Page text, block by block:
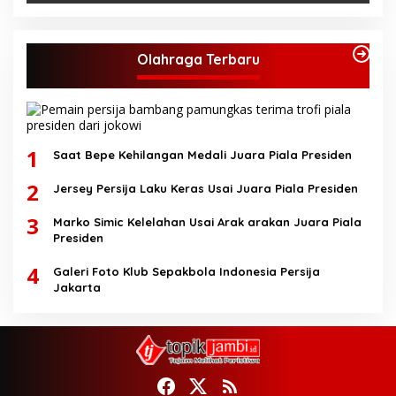
Olahraga Terbaru
1 Saat Bepe Kehilangan Medali Juara Piala Presiden
2 Jersey Persija Laku Keras Usai Juara Piala Presiden
3
Marko Simic Kelelahan Usai Arak arakan Juara Piala
Presiden
4
Galeri Foto Klub Sepakbola Indonesia Persija
Jakarta